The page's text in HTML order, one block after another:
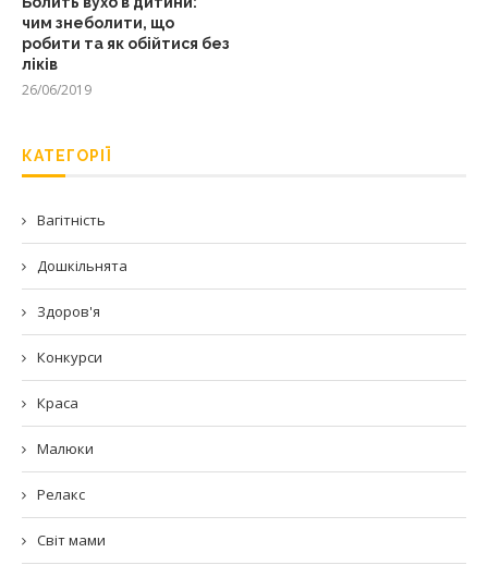
чим знеболити, що
робити та як обійтися без
ліків
26/06/2019
КАТЕГОРІЇ
Вагітність
Дошкільнята
Здоров'я
Конкурси
Краса
Малюки
Релакс
Світ мами